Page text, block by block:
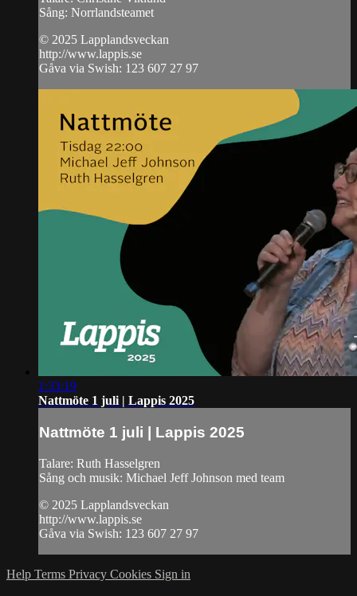
Sång: Norrlandsteamet
© 2025 Lapplandsveckan
http://www.lappis.se
Gåva via Swish: 123 607 27 97
1:33:19
Nattmöte 1 juli | Lappis 2025
Nattmöte 1 juli | Lappis 2025
Talare: Ruth Hasselgren
Sång och musik: Michael Jeff Johnson med team
© 2025 Lapplandsveckan
http://www.lappis.se
Gåva via Swish: 123 607 27 97
Help Terms Privacy Cookies Sign in